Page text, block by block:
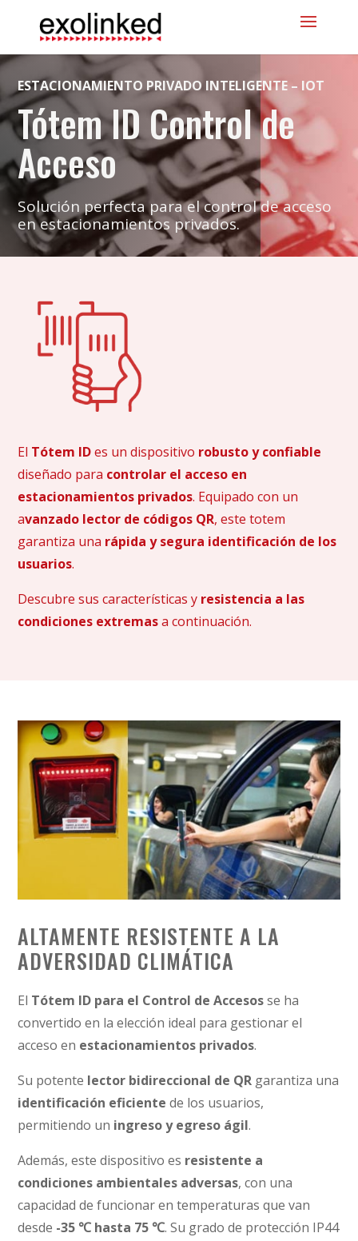
ESTACIONAMIENTO PRIVADO INTELIGENTE – IOT
Tótem ID Control de
Acceso
Solución perfecta para el control de acceso
en estacionamientos privados.
El Tótem IDes un dispositivo robusto y confiable
diseñado para controlar el acceso en
estacionamientos privados. Equipado con un
avanzado lector de códigos QR, este totem
garantiza una rápida y segura identificación de los
usuarios.
Descubre sus características y resistencia a las
condiciones extremasa continuación.
ALTAMENTE RESISTENTE A LA
ADVERSIDAD CLIMÁTICA
El Tótem ID para el Control de Accesosse ha
convertido en la elección ideal para gestionar el
acceso en estacionamientos privados.
Su potente lector bidireccional de QR garantiza una
identificación eficiente de los usuarios,
permitiendo un ingreso y egreso ágil.
Además, este dispositivo es resistente a
condiciones ambientales adversas, con una
capacidad de funcionar en temperaturas que van
desde -35 ℃ hasta 75 ℃. Su grado de protección IP44